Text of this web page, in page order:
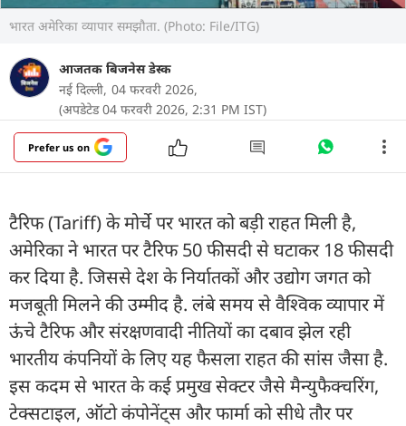
भारत अमेरिका व्‍यापार समझौता. (Photo: File/ITG)
आजतक बिजनेस डेस्क
नई दिल्‍ली, 04 फरवरी 2026,
(अपडेटेड 04 फरवरी 2026, 2:31 PM IST)
Prefer us on
टैरिफ (Tariff) के मोर्चे पर भारत को बड़ी राहत मिली है,
अमेरिका ने भारत पर टैरिफ 50 फीसदी से घटाकर 18 फीसदी
कर दिया है. जिससे देश के निर्यातकों और उद्योग जगत को
मजबूती मिलने की उम्मीद है. लंबे समय से वैश्विक व्यापार में
ऊंचे टैरिफ और संरक्षणवादी नीतियों का दबाव झेल रही
भारतीय कंपनियों के लिए यह फैसला राहत की सांस जैसा है.
इस कदम से भारत के कई प्रमुख सेक्टर जैसे मैन्युफैक्चरिंग,
टेक्सटाइल, ऑटो कंपोनेंट्स और फार्मा को सीधे तौर पर